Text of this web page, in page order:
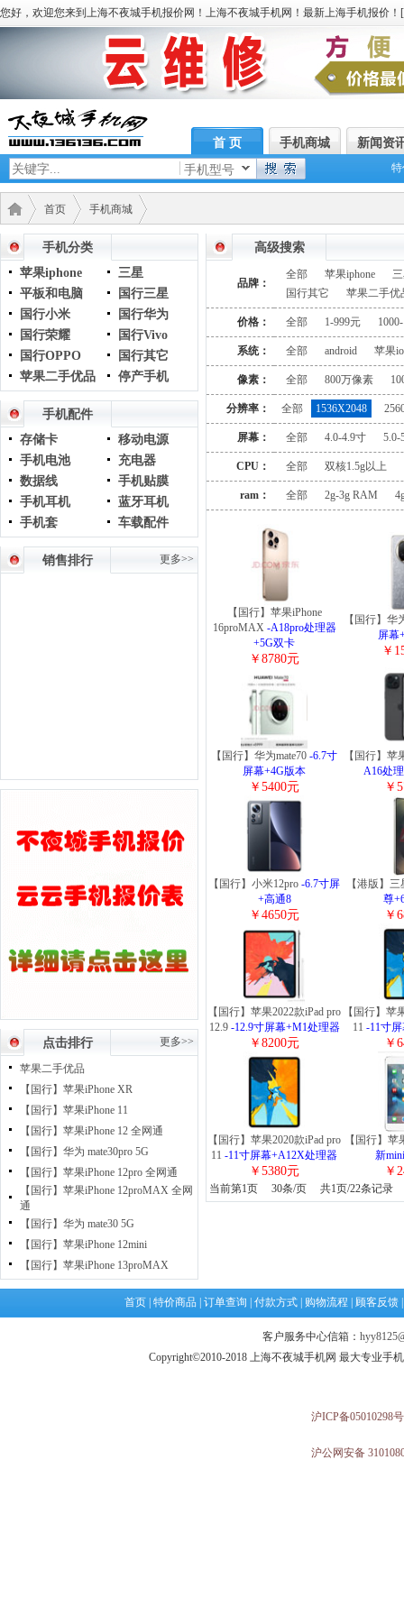
您好，欢迎您来到上海不夜城手机报价网！上海不夜城手机网！最新上海手机报价！[
首 页 手机商城
新闻资
手机型号
首页 手机商城
手机分类
苹果iphone
三星
平板和电脑
国行三星
国行小米
国行华为
国行荣耀
国行Vivo
国行OPPO
国行其它
苹果二手优品
停产手机
手机配件
存储卡
移动电源
手机电池
充电器
数据线
手机贴膜
手机耳机
蓝牙耳机
手机套
车载配件
销售排行 更多>>
点击排行 更多>>
苹果二手优品
【国行】苹果iPhone XR
【国行】苹果iPhone 11
【国行】苹果iPhone 12 全网通
【国行】华为 mate30pro 5G
【国行】苹果iPhone 12pro 全网通
【国行】苹果iPhone 12proMAX 全网
通
【国行】华为 mate30 5G
【国行】苹果iPhone 12mini
【国行】苹果iPhone 13proMAX
高级搜索
品牌：
全部 苹果iphone
国行其它
苹果二手优
价格： 全部 1-999元
系统： 全部 android 苹果
像素： 全部 800万像素
分辨率： 全部 1536X2048
屏幕： 全部 4.0-4.9寸 5.0-
CPU： 全部 双核1.5g以上
ram： 全部 2g-3g RAM
【国行】苹果iPhone
16proMAX -A18pro处理器
+5G双卡
￥8780元
【国行】华
屏幕
￥
【国行】华为mate70 -6.7寸
屏幕+4G版本
￥5400元
【国行】苹
A16处
￥
【国行】小米12pro -6.7寸屏
+高通8
￥4650元
【港版】
尊
￥
【国行】苹果2022款iPad pro
12.9 -12.9寸屏幕+M1处理器
￥8200元
【国行】苹
11 -11寸
￥
【国行】苹果2020款iPad pro
11 -11寸屏幕+A12X处理器
￥5380元
【国行】
新
￥
当前第1页 30条/页 共1页/22条记录
首页 特价商品 订单查询 付款方式 购物流程 顾客反馈
客户服务中心信箱：
Copyright©2010-2018 上海不夜城手机网 最大专业手
沪ICP备05010298号
沪公网安备